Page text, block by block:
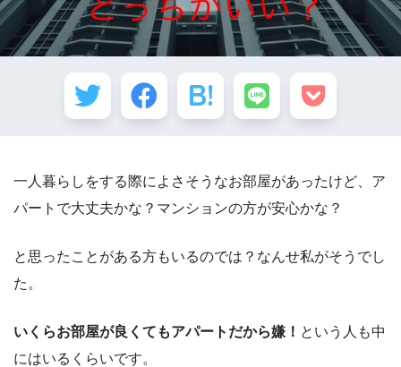
一人暮らしをする際によさそうなお部屋があったけど、ア
パートで大丈夫かな？マンションの方が安心かな？
と思ったことがある方もいるのでは？なんせ私がそうでし
た。
いくらお部屋が良くてもアパートだから嫌！ という人も中
にはいるくらいです。